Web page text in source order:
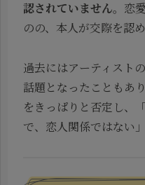
認されていません。恋
のの、本人が交際を認
過去にはアーティスト
話題となったこともあ
をきっぱりと否定し、
で、恋人関係ではない